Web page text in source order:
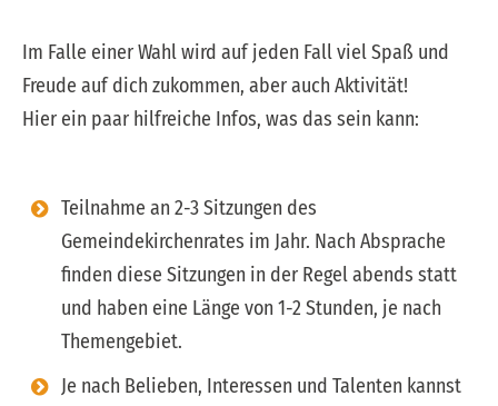
Im Falle einer Wahl wird auf jeden Fall viel Spaß und
Freude auf dich zukommen, aber auch Aktivität!
Hier ein paar hilfreiche Infos, was das sein kann:
Teilnahme an 2-3 Sitzungen des
Gemeindekirchenrates im Jahr. Nach Absprache
finden diese Sitzungen in der Regel abends statt
und haben eine Länge von 1-2 Stunden, je nach
Themengebiet.
Je nach Belieben, Interessen und Talenten kannst